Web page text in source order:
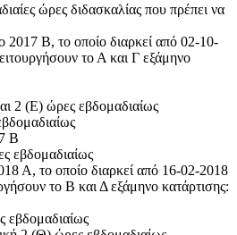
ώρες διδασκαλίας που πρέπει να
2017 Β, το οποίο διαρκεί από 02-10-
το Α και Γ εξάμηνο
2 (Ε) ώρες εβδομαδιαίως
Β
εβδομαδιαίως
Α, το οποίο διαρκεί από 16-02-2018
το Β και Δ εξάμηνο κατάρτισης:
εβδομαδιαίως